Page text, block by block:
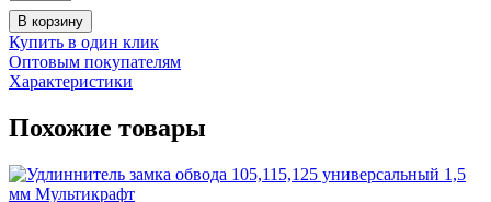
В корзину
Купить в один клик
Оптовым покупателям
Характеристики
Похожие товары